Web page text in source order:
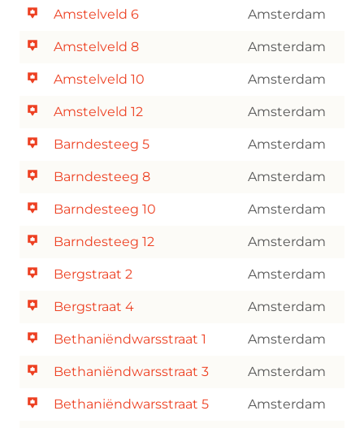
Amstelveld 6 Amsterdam
Amstelveld 8 Amsterdam
Amstelveld 10 Amsterdam
Amstelveld 12 Amsterdam
Barndesteeg 5 Amsterdam
Barndesteeg 8 Amsterdam
Barndesteeg 10 Amsterdam
Barndesteeg 12 Amsterdam
Bergstraat 2 Amsterdam
Bergstraat 4 Amsterdam
Bethaniëndwarsstraat 1 Amsterdam
Bethaniëndwarsstraat 3 Amsterdam
Bethaniëndwarsstraat 5 Amsterdam